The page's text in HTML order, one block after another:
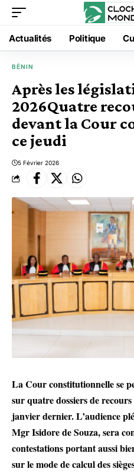
Actualités Politique
BÉNIN
Après les
2026Quatre
devant la Cour
ce jeudi
5 Février 2026
La Cour constitutionnelle se
sur quatre dossiers de
janvier dernier. L’audience
Mgr Isidore de Souza, sera
contestations portant aussi
sur le mode de calcul des